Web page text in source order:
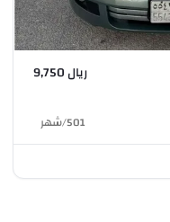
ريال 9,750
501
/شهر